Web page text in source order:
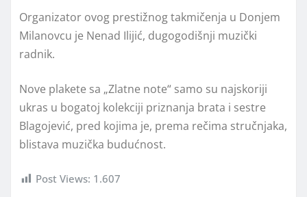
Organizator ovog prestižnog takmičenja u Donjem
Milanovcu je Nenad Ilijić, dugogodišnji muzički
radnik.
Nove plakete sa „Zlatne note“ samo su najskoriji
ukras u bogatoj kolekciji priznanja brata i sestre
Blagojević, pred kojima je, prema rečima stručnjaka,
blistava muzička budućnost.
Post Views: 1.607